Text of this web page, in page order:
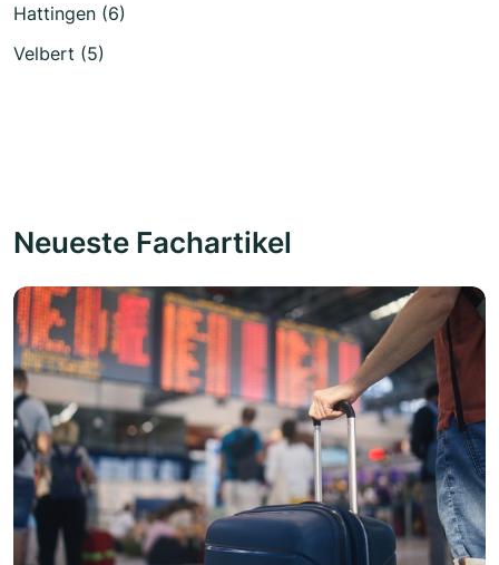
Hattingen (6)
Velbert (5)
Neueste Fachartikel